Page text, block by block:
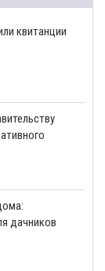
квитанции
дачников